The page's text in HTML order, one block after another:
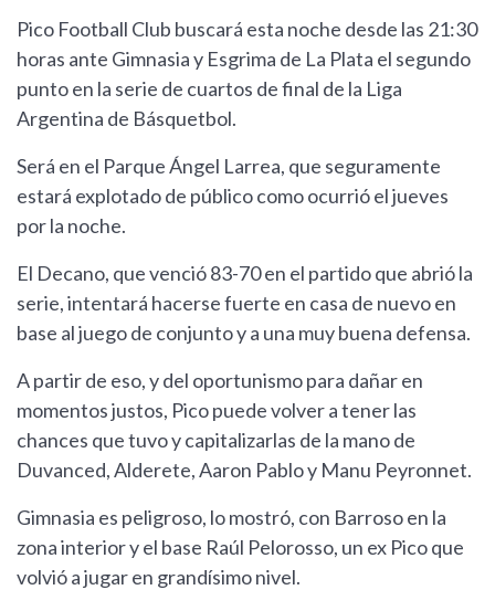
Pico Football Club buscará esta noche desde las 21:30
horas ante Gimnasia y Esgrima de La Plata el segundo
punto en la serie de cuartos de final de la Liga
Argentina de Básquetbol.
Será en el Parque Ángel Larrea, que seguramente
estará explotado de público como ocurrió el jueves
por la noche.
El Decano, que venció 83-70 en el partido que abrió la
serie, intentará hacerse fuerte en casa de nuevo en
base al juego de conjunto y a una muy buena defensa.
A partir de eso, y del oportunismo para dañar en
momentos justos, Pico puede volver a tener las
chances que tuvo y capitalizarlas de la mano de
Duvanced, Alderete, Aaron Pablo y Manu Peyronnet.
Gimnasia es peligroso, lo mostró, con Barroso en la
zona interior y el base Raúl Pelorosso, un ex Pico que
volvió a jugar en grandísimo nivel.